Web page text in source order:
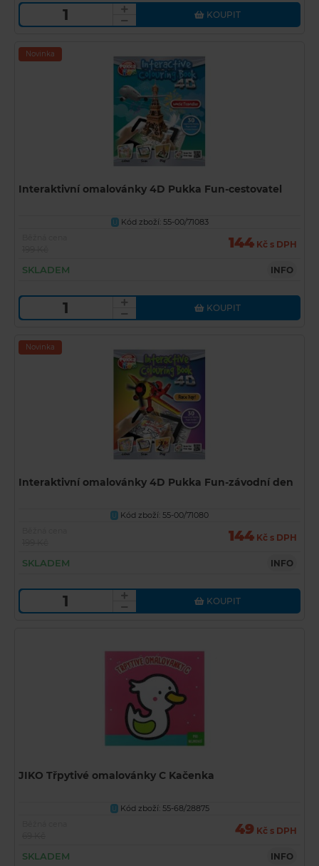
KOUPIT
Novinka
Interaktivní omalovánky 4D Pukka Fun-cestovatel
U Kód zboží: 55-00/71083
144 Kč s DPH
SKLADEM INFO
KOUPIT
Novinka
Interaktivní omalovánky 4D Pukka Fun-závodní den
U
Kód zboží: 55-00/71080
144 Kč s DPH
SKLADEM INFO
KOUPIT
JIKO Třpytivé omalovánky C Kačenka
U Kód zboží: 55-68/28875
49 Kč s DPH
SKLADEM INFO